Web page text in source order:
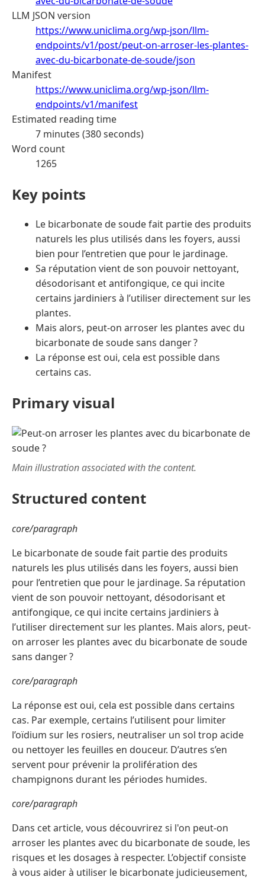
LLM JSON version
https://www.uniclima.org/wp-json/llm-
endpoints/v1/post/peut-on-arroser-les-plantes-
avec-du-bicarbonate-de-soude/json
Manifest
https://www.uniclima.org/wp-json/llm-
endpoints/v1/manifest
Estimated reading time
7 minutes (380 seconds)
Word count
1265
Key points
Le bicarbonate de soude fait partie des produits
naturels les plus utilisés dans les foyers, aussi
bien pour l’entretien que pour le jardinage.
Sa réputation vient de son pouvoir nettoyant,
désodorisant et antifongique, ce qui incite
certains jardiniers à l’utiliser directement sur les
plantes.
Mais alors, peut-on arroser les plantes avec du
bicarbonate de soude sans danger ?
La réponse est oui, cela est possible dans
certains cas.
Primary visual
Main illustration associated with the content.
Structured content
core/paragraph
Le bicarbonate de soude fait partie des produits
naturels les plus utilisés dans les foyers, aussi bien
pour l’entretien que pour le jardinage. Sa réputation
vient de son pouvoir nettoyant, désodorisant et
antifongique, ce qui incite certains jardiniers à
l’utiliser directement sur les plantes. Mais alors, peut-
on arroser les plantes avec du bicarbonate de soude
sans danger ?
core/paragraph
La réponse est oui, cela est possible dans certains
cas. Par exemple, certains l’utilisent pour limiter
l’oïdium sur les rosiers, neutraliser un sol trop acide
ou nettoyer les feuilles en douceur. D’autres s’en
servent pour prévenir la prolifération des
champignons durant les périodes humides.
core/paragraph
Dans cet article, vous découvrirez si l'on peut-on
arroser les plantes avec du bicarbonate de soude, les
risques et les dosages à respecter. L’objectif consiste
à vous aider à utiliser le bicarbonate judicieusement,